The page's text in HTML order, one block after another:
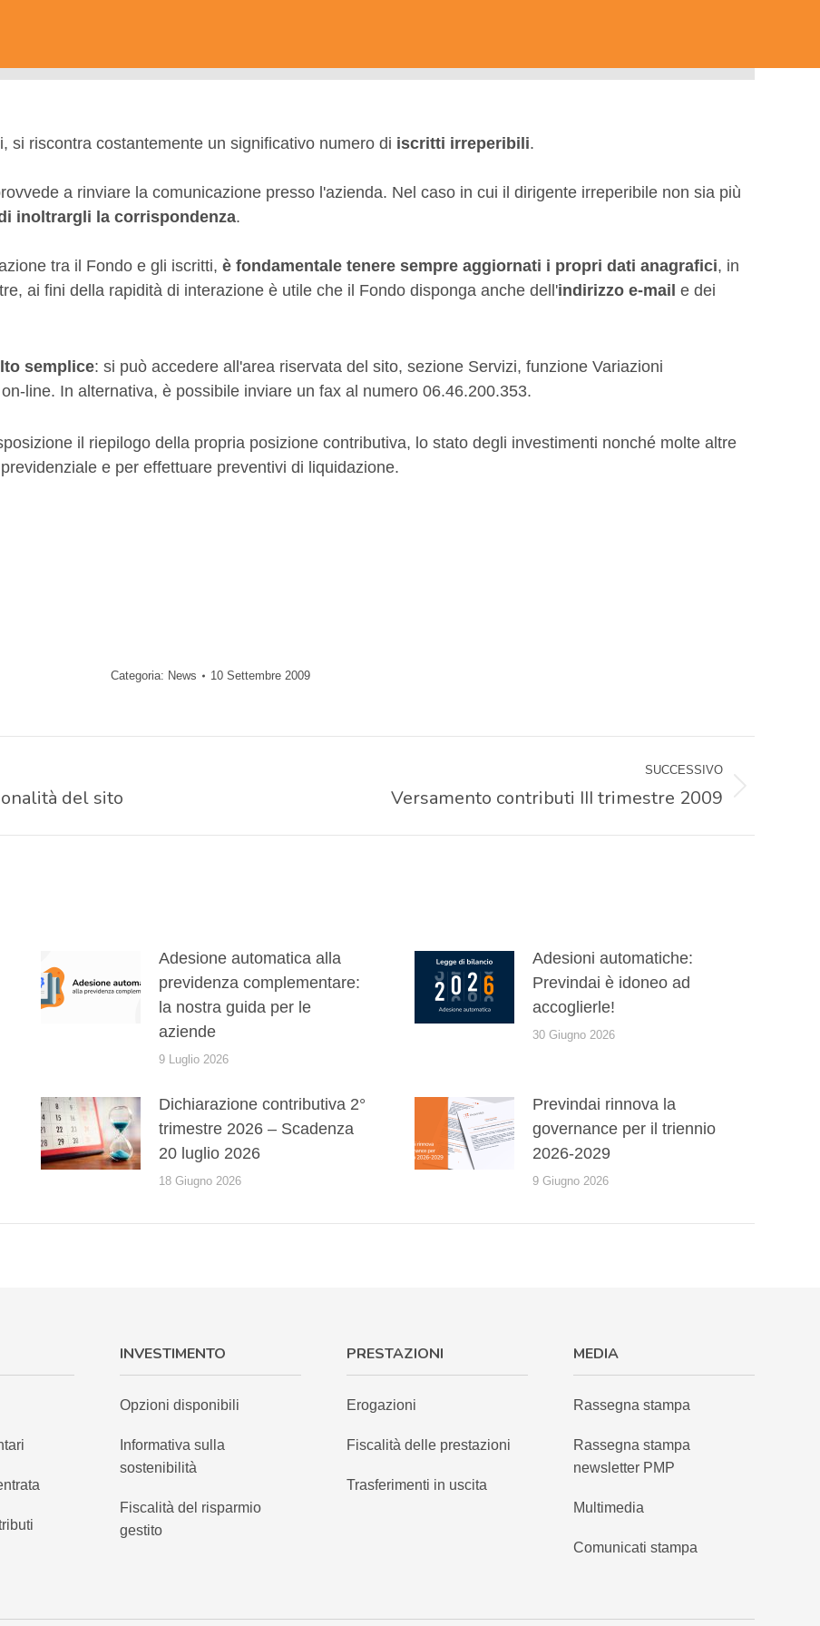
si riscontra costantemente un significativo numero di iscritti irreperibili.
a rinviare la comunicazione presso l'azienda. Nel caso in cui il dirigente irreperibile non sia più
inoltrargli la corrispondenza.
tra il Fondo e gli iscritti, è fondamentale tenere sempre aggiornati i propri dati anagrafici, in
ai fini della rapidità di interazione è utile che il Fondo disponga anche dell'indirizzo e-mail e dei
semplice: si può accedere all'area riservata del sito, sezione Servizi, funzione Variazioni
line. In alternativa, è possibile inviare un fax al numero 06.46.200.353.
il riepilogo della propria posizione contributiva, lo stato degli investimenti nonché molte altre
e per effettuare preventivi di liquidazione.
Categoria: News 10 Settembre 2009
del sito
SUCCESSIVO
Versamento contributi III trimestre 2009
Adesione automatica alla
previdenza complementare:
la nostra guida per le
aziende
9 Luglio 2026
Adesioni automatiche:
Previndai è idoneo ad
accoglierle!
30 Giugno 2026
Dichiarazione contributiva 2°
trimestre 2026 – Scadenza
20 luglio 2026
18 Giugno 2026
Previndai rinnova la
governance per il triennio
2026-2029
9 Giugno 2026
INVESTIMENTO
Opzioni disponibili
Informativa sulla
sostenibilità
Fiscalità del risparmio
gestito
PRESTAZIONI
Erogazioni
Fiscalità delle prestazioni
Trasferimenti in uscita
MEDIA
Rassegna stampa
Rassegna stampa
newsletter PMP
Multimedia
Comunicati stampa